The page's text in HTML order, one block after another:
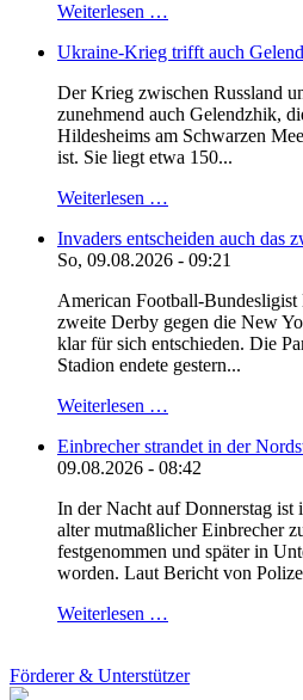
Weiterlesen …
Ukraine-Krieg trifft auch
Der Krieg zwischen Russland
zunehmend auch Gelendzhik,
Hildesheims am Schwarzen
ist. Sie liegt etwa 150...
Weiterlesen …
Invaders entscheiden auch das
So, 09.08.2026 - 09:21
American Football-Bundesligist
zweite Derby gegen die New
klar für sich entschieden. Die
Stadion endete gestern...
Weiterlesen …
Einbrecher strandet in der
09.08.2026 - 08:42
In der Nacht auf Donnerstag ist
alter mutmaßlicher Einbrecher
festgenommen und später in
worden. Laut Bericht von
Weiterlesen …
Förderer & Unterstützer